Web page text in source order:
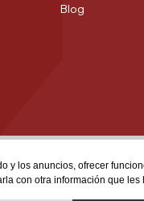
Blog
y los anuncios, ofrecer
con otra información que